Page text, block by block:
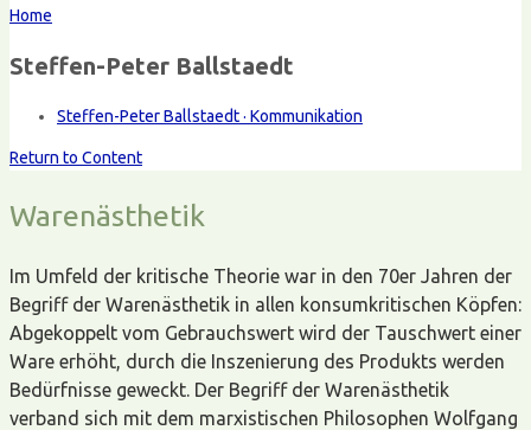
Home
Steffen-Peter Ballstaedt
Steffen-Peter Ballstaedt · Kommunikation
Return to Content
Warenästhetik
Im Umfeld der kritische Theorie war in den 70er Jahren der
Begriff der Warenästhetik in allen konsumkritischen Köpfen:
Abgekoppelt vom Gebrauchswert wird der Tauschwert einer
Ware erhöht, durch die Inszenierung des Produkts werden
Bedürfnisse geweckt. Der Begriff der Warenästhetik
verband sich mit dem marxistischen Philosophen Wolfgang